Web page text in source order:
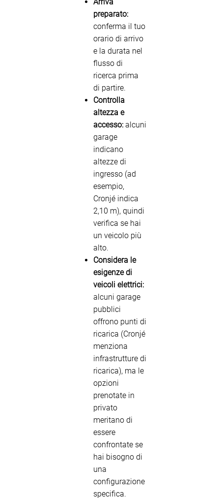
Arriva
preparato:
conferma il tuo
orario di arrivo
e la durata nel
flusso di
ricerca prima
di partire.
Controlla
altezza e
accesso: alcuni
garage
indicano
altezze di
ingresso (ad
esempio,
Cronjé indica
2,10 m), quindi
verifica se hai
un veicolo più
alto.
Considera le
esigenze di
veicoli elettrici:
alcuni garage
pubblici
offrono punti di
ricarica (Cronjé
menziona
infrastrutture di
ricarica), ma le
opzioni
prenotate in
privato
meritano di
essere
confrontate se
hai bisogno di
una
configurazione
specifica.